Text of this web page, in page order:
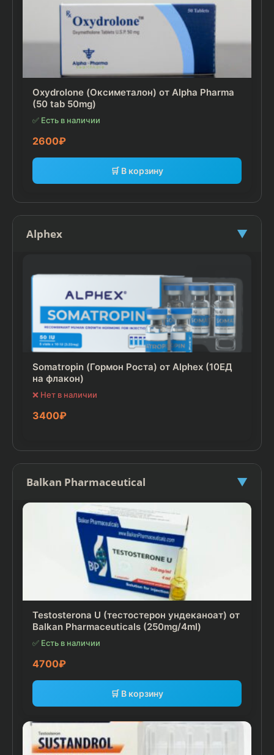
Oxydrolone (Оксиметалон) от Alpha Pharma
(50 tab 50mg)
✅ Есть в наличии
2600₽
🛒 В корзину
Alphex ▼
Somatropin (Гормон Роста) от Alphex (10ЕД
на флакон)
❌ Нет в наличии
3400₽
Balkan Pharmaceutical ▼
Testosterona U (тестостерон ундеканоат) от
Balkan Pharmaceuticals (250mg/4ml)
✅ Есть в наличии
4700₽
🛒 В корзину